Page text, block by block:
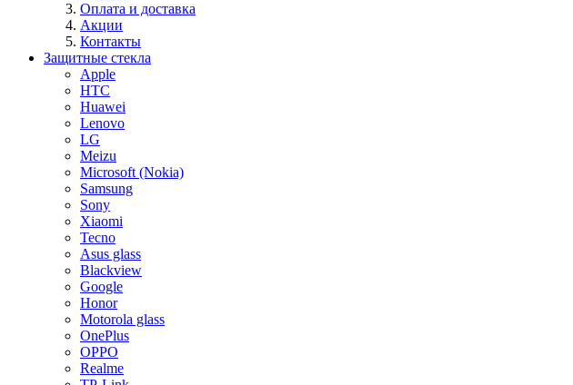
Оплата и доставка
Акции
Контакты
Защитные стекла
Apple
HTC
Huawei
Lenovo
LG
Meizu
Microsoft (Nokia)
Samsung
Sony
Xiaomi
Tecno
Asus glass
Blackview
Google
Honor
Motorola glass
OnePlus
OPPO
Realme